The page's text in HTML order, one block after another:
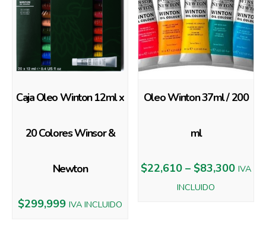
Caja Oleo Winton 12ml x
20 Colores Winsor &
Newton
$299,999 IVA INCLUIDO
Oleo Winton 37ml / 200
ml
$22,610 – $83,300 IVA
INCLUIDO